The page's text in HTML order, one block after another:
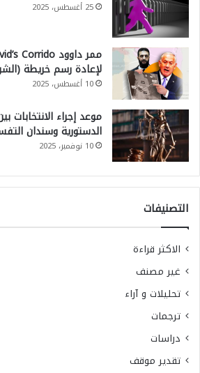
25 أغسطس، 2025
لإعادة رسم خريطة
10 أغسطس، 2025
موعد إجراء
الدستورية وسندان
10 نوفمبر، 2025
التصنيفات
الاكثر قراءة
غير مصنف
تحليلات و آراء
ترجمات
دراسات
تقدير موقف